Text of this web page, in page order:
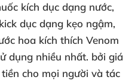
kích dục dạng nước,
dục dạng kẹo ngậm,
hoa kích thích Venom
dụng nhiều nhất. bởi giá
cho mọi người và tác